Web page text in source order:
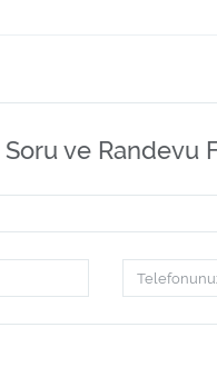
Soru ve Randevu